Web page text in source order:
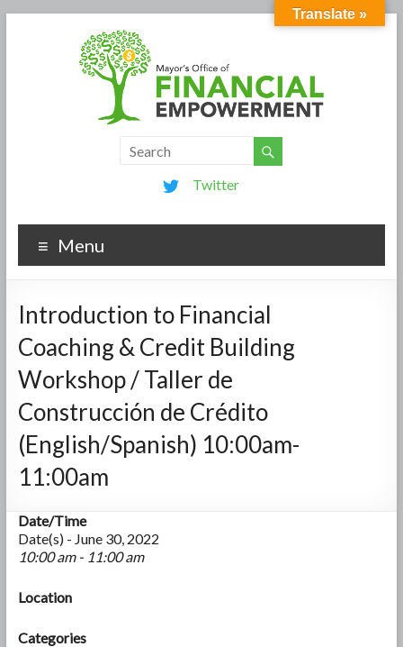
Twitter
Menu
Introduction to Financial
Coaching & Credit Building
Workshop / Taller de
Construcción de Crédito
(English/Spanish) 10:00am-
11:00am
Date/Time
Date(s) - June 30, 2022
10:00 am - 11:00 am
Location
Categories
Translate »